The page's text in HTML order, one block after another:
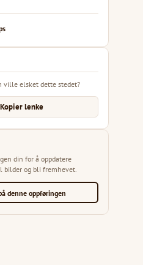
ville elsket dette stedet?
Kopier lenke
din for å oppdatere
bilder og bli fremhevet.
denne oppføringen